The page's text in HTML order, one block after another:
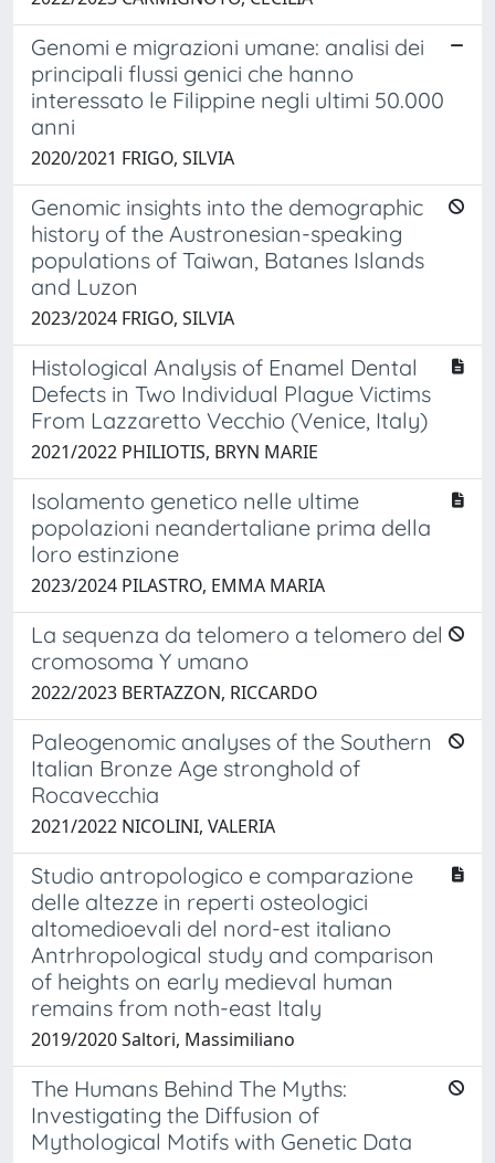
Genomi e migrazioni umane: analisi dei
principali flussi genici che hanno
interessato le Filippine negli ultimi 50.000
anni
2020/2021 FRIGO, SILVIA
Genomic insights into the demographic
history of the Austronesian-speaking
populations of Taiwan, Batanes Islands
and Luzon
2023/2024 FRIGO, SILVIA
Histological Analysis of Enamel Dental
Defects in Two Individual Plague Victims
From Lazzaretto Vecchio (Venice, Italy)
2021/2022 PHILIOTIS, BRYN MARIE
Isolamento genetico nelle ultime
popolazioni neandertaliane prima della
loro estinzione
2023/2024 PILASTRO, EMMA MARIA
La sequenza da telomero a telomero del
cromosoma Y umano
2022/2023 BERTAZZON, RICCARDO
Paleogenomic analyses of the Southern
Italian Bronze Age stronghold of
Rocavecchia
2021/2022 NICOLINI, VALERIA
Studio antropologico e comparazione
delle altezze in reperti osteologici
altomedioevali del nord-est italiano
Antrhropological study and comparison
of heights on early medieval human
remains from noth-east Italy
2019/2020 Saltori, Massimiliano
The Humans Behind The Myths:
Investigating the Diffusion of
Mythological Motifs with Genetic Data